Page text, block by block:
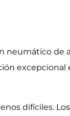
neumático
excepcional
difíciles.